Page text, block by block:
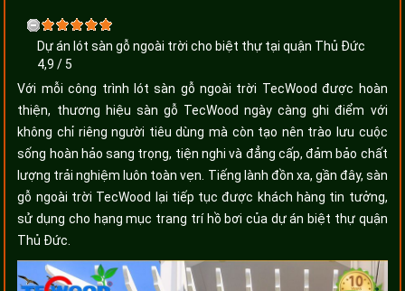
Dự án lót sàn gỗ ngoài trời cho biệt thự tại quận Thủ Đức
4,9 / 5
Với mỗi công trình lót sàn gỗ ngoài trời TecWood được hoàn
thiện, thương hiệu sàn gỗ TecWood ngày càng ghi điểm với
không chỉ riêng người tiêu dùng mà còn tạo nên trào lưu cuộc
sống hoàn hảo sang trọng, tiện nghi và đẳng cấp, đảm bảo chất
lượng trải nghiệm luôn toàn vẹn. Tiếng lành đồn xa, gần đây, sàn
gỗ ngoài trời TecWood lại tiếp tục được khách hàng tin tưởng,
sử dụng cho hạng mục trang trí hồ bơi của dự án biệt thự quận
Thủ Đức.